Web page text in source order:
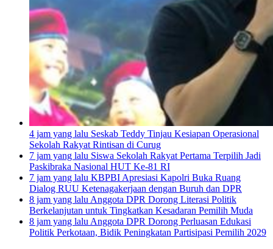
4 jam yang lalu Seskab Teddy Tinjau Kesiapan Operasional
Sekolah Rakyat Rintisan di Curug
7 jam yang lalu Siswa Sekolah Rakyat Pertama Terpilih Jadi
Paskibraka Nasional HUT Ke-81 RI
7 jam yang lalu KBPBI Apresiasi Kapolri Buka Ruang
Dialog RUU Ketenagakerjaan dengan Buruh dan DPR
8 jam yang lalu Anggota DPR Dorong Literasi Politik
Berkelanjutan untuk Tingkatkan Kesadaran Pemilih Muda
8 jam yang lalu Anggota DPR Dorong Perluasan Edukasi
Politik Perkotaan, Bidik Peningkatan Partisipasi Pemilih 2029